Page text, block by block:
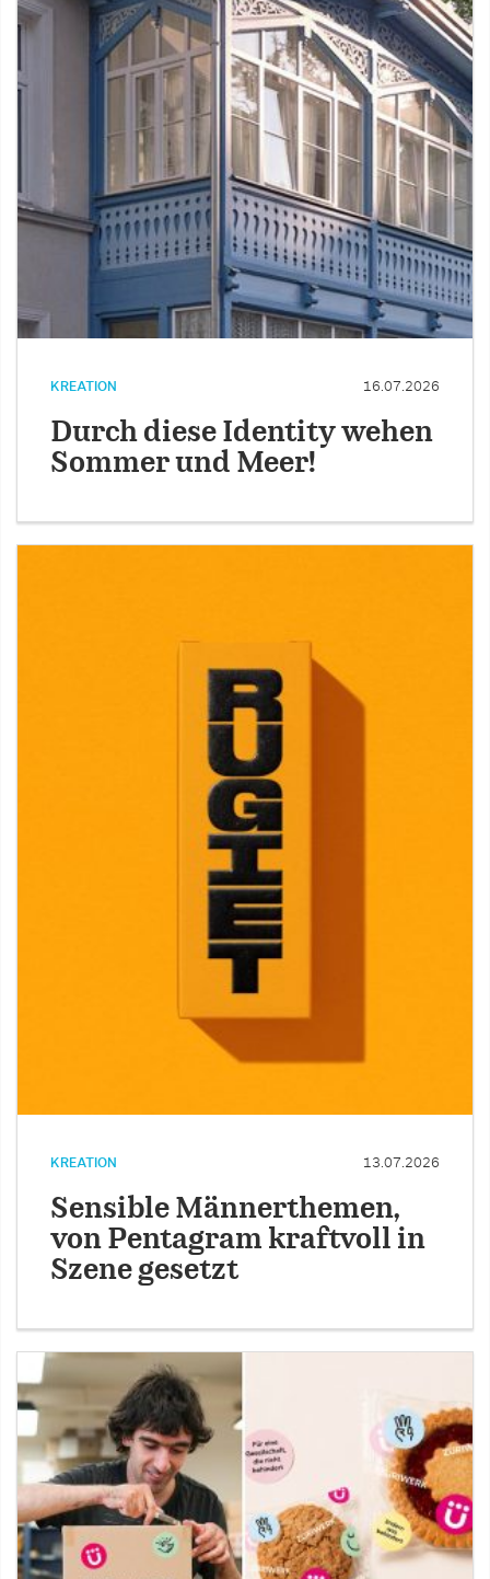
KREATION 16.07.2026
Durch diese Identity wehen
Sommer und Meer!
KREATION 13.07.2026
Sensible Männerthemen,
von Pentagram kraftvoll in
Szene gesetzt